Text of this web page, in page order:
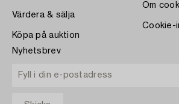
Värdera & sälja
Köpa på auktion
Om
Cookie-
Nyhetsbrev